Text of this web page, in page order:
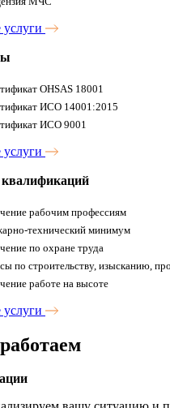
услуги
OHSAS 18001
ИСО 14001:2015
ИСО 9001
услуги
рабочим профессиям
технический минимум
по охране труда
по строительству, изысканию,
работе на высоте
услуги
работаем